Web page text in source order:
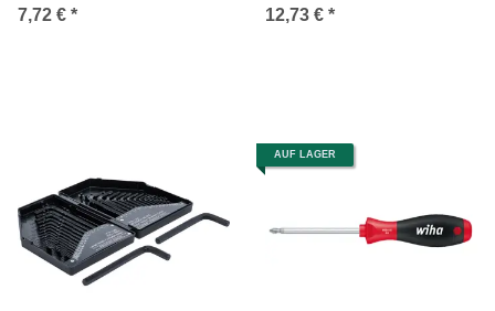
7,72 € *
Innensechskant mit Kugelkopf
12,73 € *
AUF LAGER